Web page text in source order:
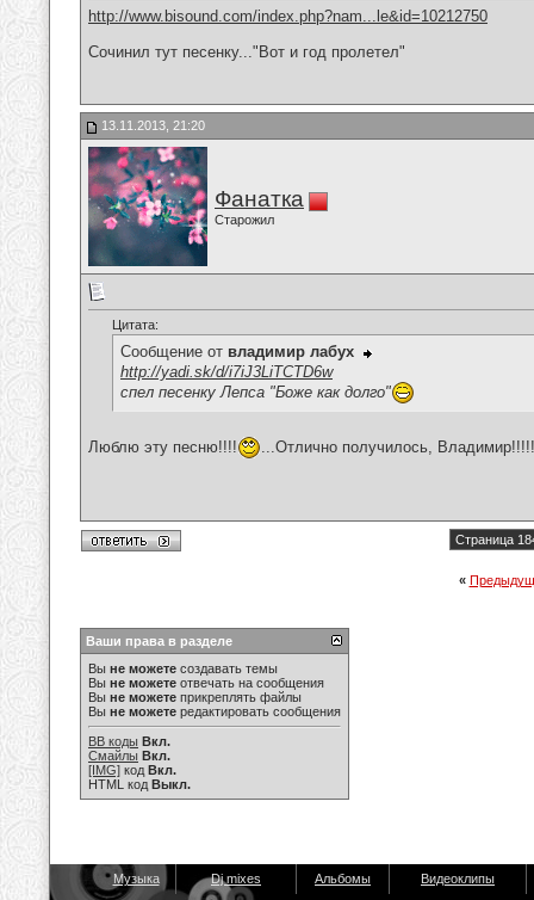
http://www.bisound.com/index.php?nam...le&id=10212750
Сочинил тут песенку..."Вот и год пролетел"
13.11.2013, 21:20
Фанатка
Старожил
Цитата:
Сообщение от владимир лабух
http://yadi.sk/d/i7iJ3LiTCTD6w
спел песенку Лепса "Боже как долго"
Люблю эту песню!!!! ...Отлично получилось, Владимир!!!!!
Страница
«
Ваши права в разделе
Вы не можете создавать темы
Вы не можете отвечать на сообщения
Вы не можете прикреплять файлы
Вы не можете редактировать сообщения
BB коды Вкл.
Смайлы Вкл.
[IMG] код Вкл.
HTML код Выкл.
Музыка Dj mixes Альбомы Видеоклипы